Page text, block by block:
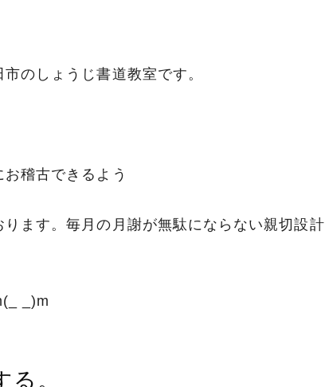
のしょうじ書道教室です。
稽古できるよう
ります。毎月の月謝が無駄にならない親切設計
_)m
。